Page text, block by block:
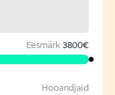
Eesmärk 3800€
Hooandjaid